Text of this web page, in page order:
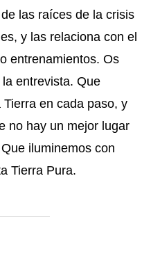
las raíces de la crisis
y las relaciona con el
entrenamientos. Os
entrevista. Que
en cada paso, y
no hay un mejor lugar
iluminemos con
Tierra Pura.